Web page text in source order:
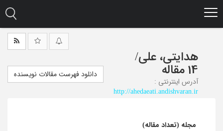
هدایتی، علی/
14 مقاله
آدرس اینترنتی :
http://ahedaeati.andishvaran.ir
دانلود فهرست مقالات نویسنده
مجله (تعداد مقاله)